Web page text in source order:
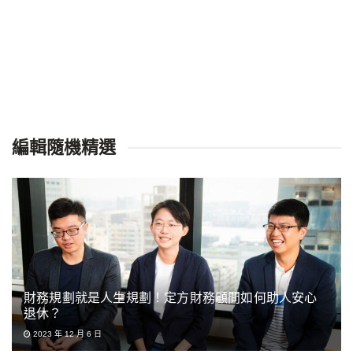
編輯隨機精選
財務規劃就是人生規劃！定方財務顧問如何助人安心
退休？
2023 年 12 月 6 日